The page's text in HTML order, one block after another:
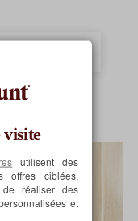
?
utilisent des
offres ciblées,
réaliser des
et